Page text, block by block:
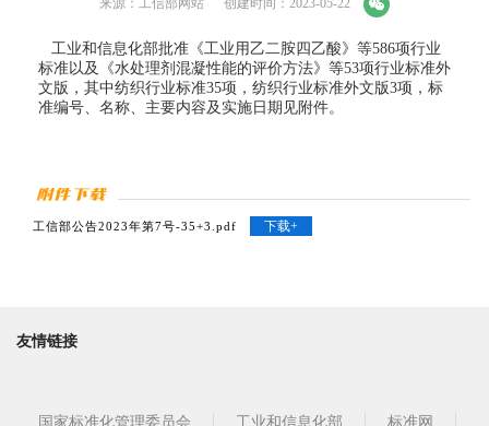
工业和信息化部批准 《工业用乙二胺四乙酸》等586项行业
标准以及
《水处理剂混凝性能的评价方法》等53项行业标准外
文版， 其中纺织行业标准35项， 纺织行业标准外文版3项， 标
准编号、名称、主要内容及实施日期见附件。
工信部公告2023年第7号-35+3.pdf 下载+
友情链接
国家标准化管理委员会 工业和信息化部 标准网